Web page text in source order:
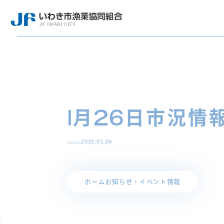
1月26日市況情
2022.01.26
ホーム お知らせ・イベント情報